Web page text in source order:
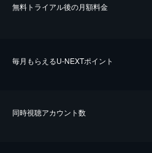
無料トライアル後の⽉額料金
毎⽉もらえるU-NEXTポイント
同時視聴アカウント数